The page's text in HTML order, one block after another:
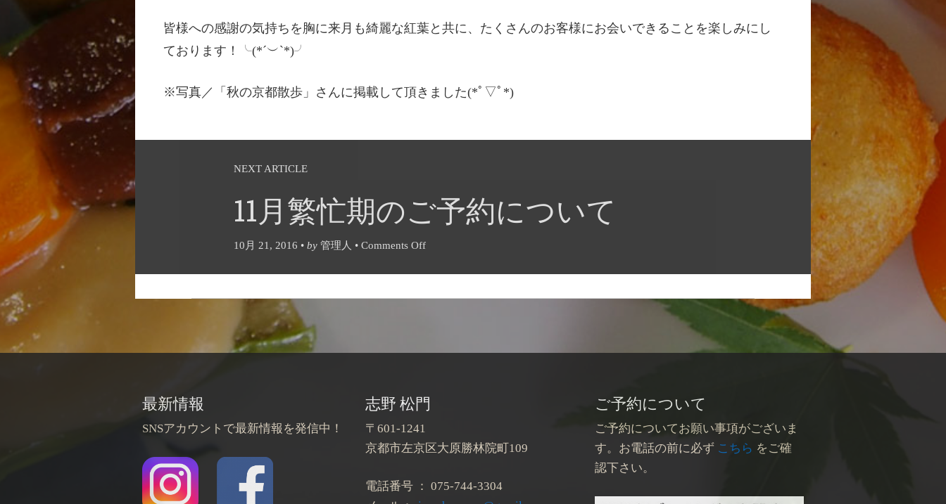
皆様への感謝の気持ちを胸に来月も綺麗な紅葉と共に、たくさんのお客様にお会いできることを楽しみにし
ております！╰(*´︶`*)╯
※写真／「秋の京都散歩」さんに掲載して頂きました(*ﾟ▽ﾟ*)
NEXT ARTICLE
11月繁忙期のご予約について
10月 21, 2016 • by 管理人 • Comments Off
最新情報
SNSアカウントで最新情報を発信中！
志野 松門
〒601-1241
京都市左京区大原勝林院町109
電話番号 ： 075-744-3304
ご予約について
ご予約についてお願い事項がございま
す。お電話の前に必ず こちら をご確
認下さい。